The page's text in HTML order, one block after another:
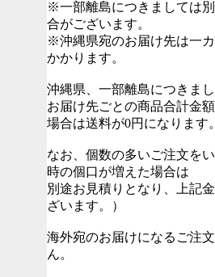
※一部離島につきましては
合がございます。
※沖縄県宛のお届け先は一
かかります。
沖縄県、一部離島につきま
お届け先ごとの商品合計金
場合は送料が0円になります。
なお、個数の多いご注文を
時の個口が増えた場合は
別途お見積りとなり、上記
ざいます。）
海外宛のお届けになるご注
ん。